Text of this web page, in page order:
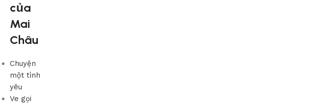
của
Mai
Châu
Chuyện
một tình
yêu
Ve gọi